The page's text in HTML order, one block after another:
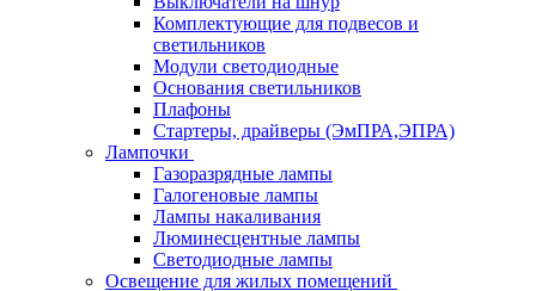
Комплектующие для подвесов и
светильников
Модули светодиодные
Основания светильников
Плафоны
Стартеры, драйверы (ЭмПРА,ЭПРА)
Лампочки
Газоразрядные лампы
Галогеновые лампы
Лампы накаливания
Люминесцентные лампы
Светодиодные лампы
Освещение для жилых помещений